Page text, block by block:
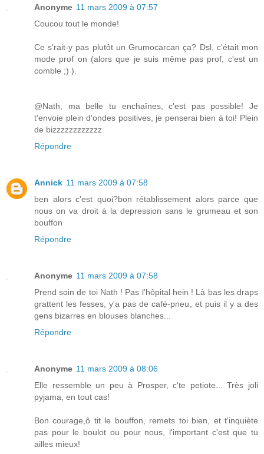
Anonyme 11 mars 2009 à 07:57
Coucou tout le monde!
Ce s'rait-y pas plutôt un Grumocarcan ça? Dsl, c'était mon
mode prof on (alors que je suis même pas prof, c'est un
comble ;) ).
@Nath, ma belle tu enchaînes, c'est pas possible! Je
t'envoie plein d'ondes positives, je penserai bien à toi! Plein
de bizzzzzzzzzzzz
Répondre
Annick 11 mars 2009 à 07:58
ben alors c'est quoi?bon rétablissement alors parce que
nous on va droit à la depression sans le grumeau et son
bouffon
Répondre
Anonyme 11 mars 2009 à 07:58
Prend soin de toi Nath ! Pas l'hôpital hein ! Là bas les draps
grattent les fesses, y'a pas de café-pneu, et puis il y a des
gens bizarres en blouses blanches...
Répondre
Anonyme 11 mars 2009 à 08:06
Elle ressemble un peu à Prosper, c'te petiote... Très joli
pyjama, en tout cas!
Bon courage,ô tit le bouffon, remets toi bien, et t'inquiète
pas pour le boulot ou pour nous, l'important c'est que tu
ailles mieux!